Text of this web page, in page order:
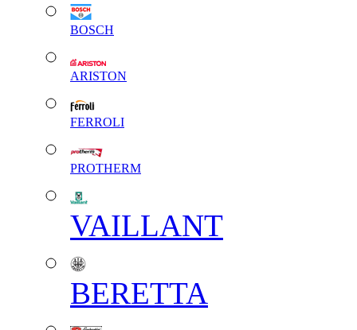
BOSCH
ARISTON
FERROLI
PROTHERM
VAILLANT
BERETTA